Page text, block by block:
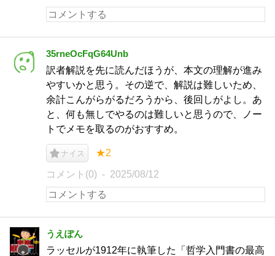
35rneOcFqG64Unb
訳者解説を先に読んだほうが、本文の理解が進み
やすいかと思う。その逆で、解説は難しいため、
余計こんがらがるだろうから、後回しがよし。あ
と、何も無しでやるのは難しいと思うので、ノー
トでメモを取るのがおすすめ。
ナイス ★2
コメント(0) 2025/08/12
うえぽん
ラッセルが1912年に執筆した「哲学入門書の最高